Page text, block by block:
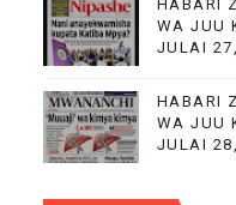
HABARI
WA JUU
JULAI
HABARI
WA JUU
JULAI